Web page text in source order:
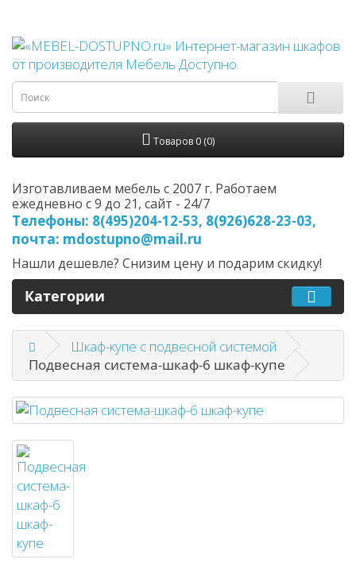
Товаров 0 (0)
Изготавливаем мебель с 2007 г. Работаем
ежедневно с 9 до 21, cайт - 24/7
Телефоны: 8(495)204-12-53, 8(926)628-23-03,
почта: mdostupno@mail.ru
Нашли дешевле? Снизим цену и подарим скидку!
Категории
Шкаф-купе c подвесной системой
Подвесная система-шкаф-6 шкаф-купе